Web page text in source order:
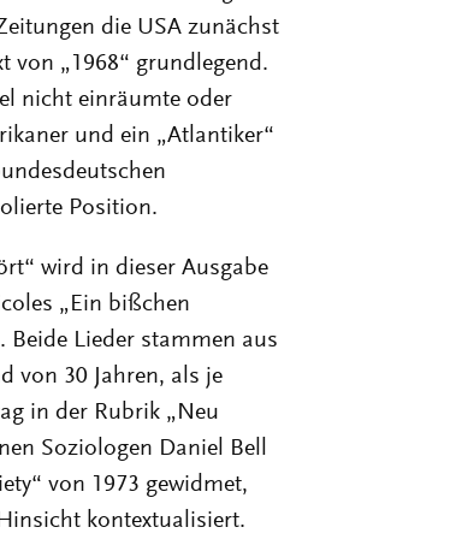
die USA zunächst
von „1968“ grundlegend.
nicht einräumte oder
und ein „Atlantiker“
Position.
wird in dieser Ausgabe
„Ein bißchen
Beide Lieder stammen aus
von 30 Jahren, als je
in der Rubrik „Neu
Soziologen Daniel Bell
von 1973 gewidmet,
kontextualisiert.